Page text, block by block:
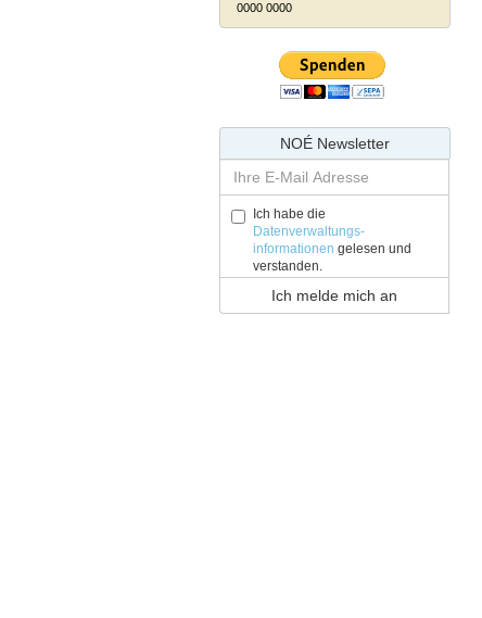
0000 0000
NOÉ Newsletter
Ich habe die
Datenverwaltungs-
informationen gelesen und
verstanden.